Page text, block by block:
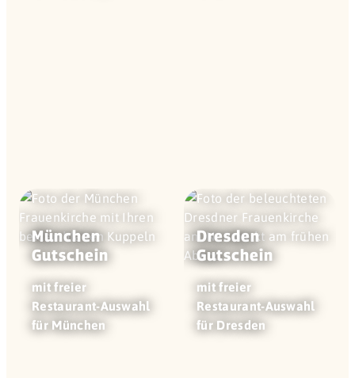
München
Gutschein
mit freier
Restaurant-Auswahl
für München
Dresden
Gutschein
mit freier
Restaurant-Auswahl
für Dresden